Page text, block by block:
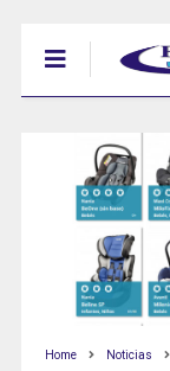
Home Noticias